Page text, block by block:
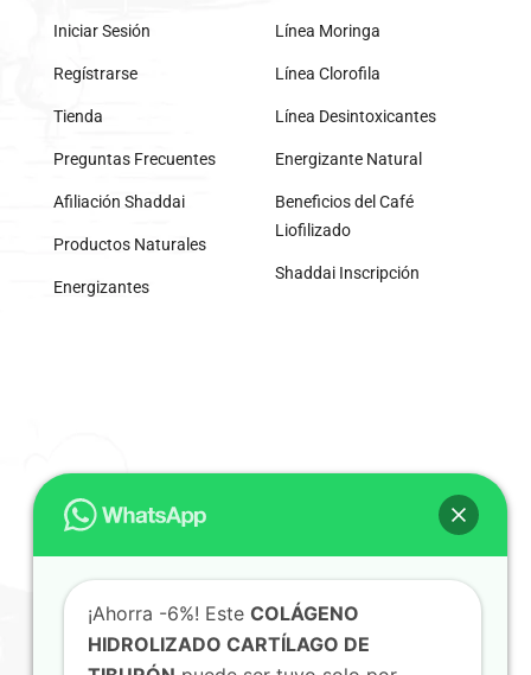
Iniciar Sesión
Regístrarse
Tienda
Preguntas Frecuentes
Afiliación Shaddai
Productos Naturales
Energizantes
Línea Moringa
Línea Clorofila
Línea Desintoxicantes
Energizante Natural
Beneficios del Café
Liofilizado
Shaddai Inscripción
¡Ahorra -6%! Este COLÁGENO
HIDROLIZADO CARTÍLAGO DE